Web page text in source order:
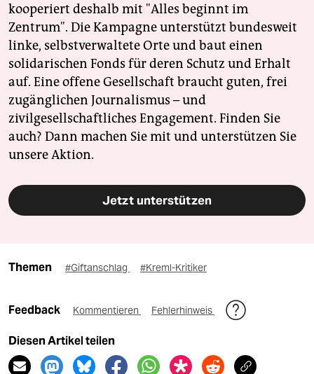
kooperiert deshalb mit "Alles beginnt im
Zentrum". Die Kampagne unterstützt bundesweit
linke, selbstverwaltete Orte und baut einen
solidarischen Fonds für deren Schutz und Erhalt
auf. Eine offene Gesellschaft braucht guten, frei
zugänglichen Journalismus – und
zivilgesellschaftliches Engagement. Finden Sie
auch? Dann machen Sie mit und unterstützen Sie
unsere Aktion.
Jetzt unterstützen
Themen #Giftanschlag #Kreml-Kritiker
Feedback Kommentieren Fehlerhinweis
Diesen Artikel teilen